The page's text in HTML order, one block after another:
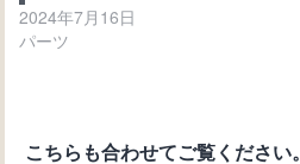
2024年7月16日
パーツ
こちらも合わせてご覧ください。